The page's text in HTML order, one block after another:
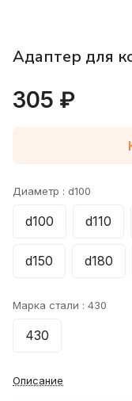
Адаптер для
305 ₽
Диаметр : d100
d100 d110
d150 d180
Марка стали : 430
430
Описание